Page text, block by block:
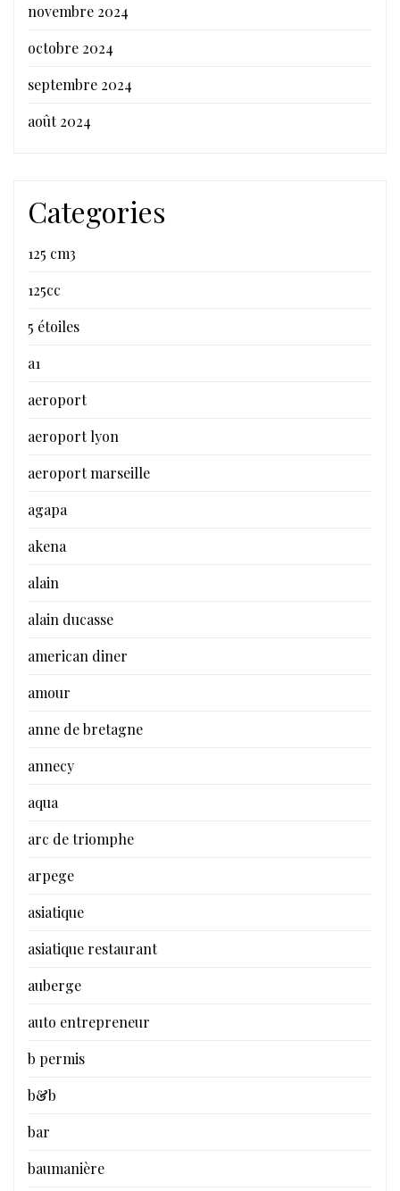
novembre 2024
octobre 2024
septembre 2024
août 2024
Categories
125 cm3
125cc
5 étoiles
a1
aeroport
aeroport lyon
aeroport marseille
agapa
akena
alain
alain ducasse
american diner
amour
anne de bretagne
annecy
aqua
arc de triomphe
arpege
asiatique
asiatique restaurant
auberge
auto entrepreneur
b permis
b&b
bar
baumanière